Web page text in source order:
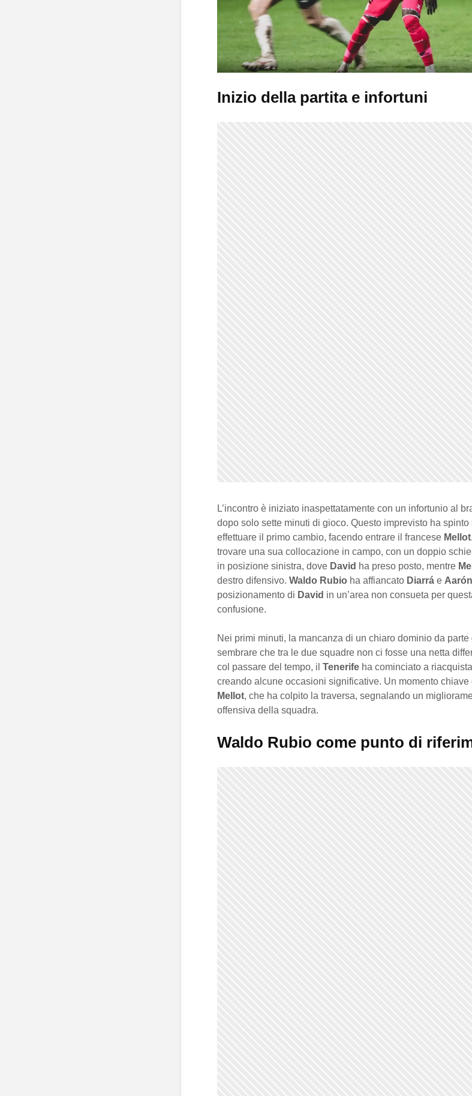
Inizio della partita e infortuni
L’incontro è iniziato inaspettatamente con un infortunio al
dopo solo sette minuti di gioco. Questo imprevisto ha spinto
effettuare il primo cambio, facendo entrare il francese Mellot
trovare una sua collocazione in campo, con un doppio
in posizione sinistra, dove David ha preso posto, mentre
destro difensivo. Waldo Rubio ha affiancato Diarrá e Aarón
posizionamento di David in un’area non consueta per
confusione.
Nei primi minuti, la mancanza di un chiaro dominio da parte
sembrare che tra le due squadre non ci fosse una netta
col passare del tempo, il Tenerife ha cominciato a
creando alcune occasioni significative. Un momento
Mellot, che ha colpito la traversa, segnalando un
offensiva della squadra.
Waldo Rubio come punto di